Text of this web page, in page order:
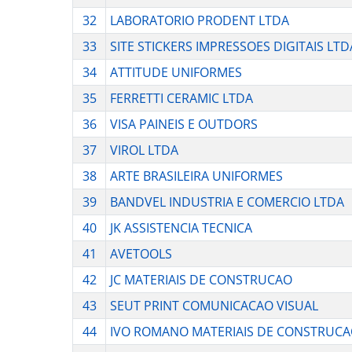
32
LABORATORIO PRODENT LTDA
33
SITE STICKERS IMPRESSOES DIGITAIS
34
ATTITUDE UNIFORMES
35
FERRETTI CERAMIC LTDA
36
VISA PAINEIS E OUTDORS
37
VIROL LTDA
38
ARTE BRASILEIRA UNIFORMES
39
BANDVEL INDUSTRIA E COMERCIO LTDA
40
JK ASSISTENCIA TECNICA
41
AVETOOLS
42
JC MATERIAIS DE CONSTRUCAO
43
SEUT PRINT COMUNICACAO VISUAL
44
IVO ROMANO MATERIAIS DE